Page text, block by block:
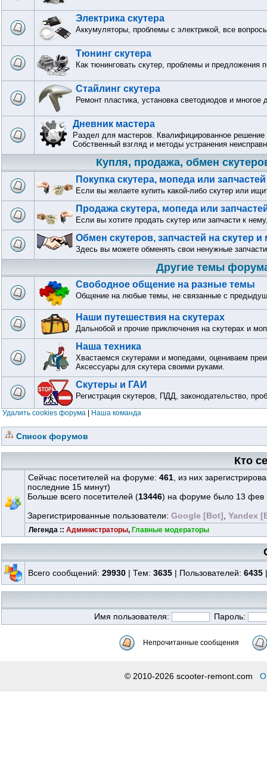
Электрика скутера
Аккумуляторы, проблемы с электрикой, все
Тюнинг скутера
Как тюнинговать скутер, проблемы и предложения
Стайлинг скутера
Ремонт пластика, установка светодиодов и многое
Дневник мастера
Раздел для мастеров. Квалифицированное решение
Собственный взгляд и методы устранения
Купля, продажа, обмен
Покупка скутера, мопеда или запчастей
Если вы желаете купить какой-либо скутер или
Продажа скутера, мопеда или
Если вы хотите продать скутер или запчасти к
Обмен скутеров, запчастей на скутер и
Здесь вы можете обменять свои ненужные запчасти
Другие темы
Свободное общение на разные темы
Общение на любые темы, не связанные с
Наши путешествия на скутерах
Дальнобой и прочие приключения на скутерах и
Наша техника
Хвастаемся скутерами и мопедами, оцениваем
Аксессуары для скутера своими руками.
Скутеры и ГАИ
Регистрация скутеров, ПДД, законодательство,
Удалить cookies форума Наша команда
Список форумов
Кто
Сейчас посетителей на форуме: 461 , из них
последние 15 минут)
Больше всего посетителей (13446) на форуме было 13 фев
Зарегистрированные пользователи: Google [Bot] Yandex
Легенда :: Администраторы, Главные модераторы
Всего сообщений: 29930 | Тем: 3635 | Пользователей: 6435
Имя пользователя: Пароль:
Непрочитанные сообщения
© 2010-2026 scooter-remont.com О